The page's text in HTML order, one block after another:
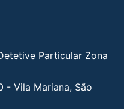
Particular Zona
- Vila Mariana, São